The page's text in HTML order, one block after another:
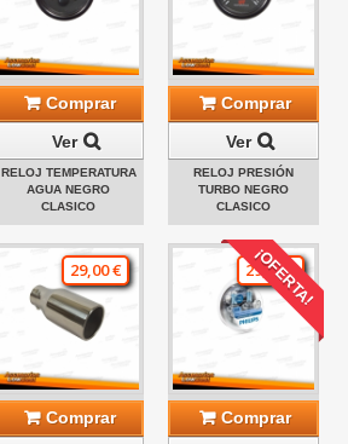
Comprar
Ver
RELOJ TEMPERATURA
AGUA NEGRO
CLASICO
Comprar
Ver
RELOJ PRESIÓN
TURBO NEGRO
CLASICO
29,00 €
Comprar
¡OFERTA!
29,00 €
Comprar